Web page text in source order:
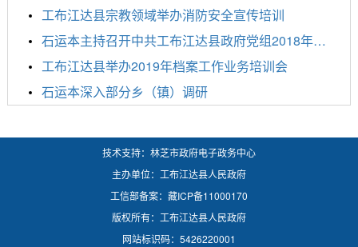
工布江达县宗教领域举办消防安全宣传培训
石运本主持召开中共工布江达县政府党组2018年民主生...
工布江达县举办2019年档案工作业务培训会
石运本深入部分乡（镇）调研
技术支持：林芝市政府电子政务中心
主办单位：工布江达县人民政府
工信部备案： 藏ICP备11000170
版权所有：工布江达县人民政府
网站标识码：5426220001